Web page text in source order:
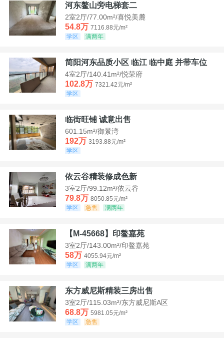
河东鳌山旁电梯套二
2室2厅/77.00m²/喜悦美麓
54.8万 7116.88元/m²
学区
满两年
简阳河东品质小区 临江 临中庭 并带车位
4室2厅/140.41m²/悦荣府
102.8万 7321.42元/m²
学区
临街旺铺 诚意出售
601.15m²/御景湾
192万 3193.88元/m²
学区
依云谷精装修成色新
3室2厅/99.12m²/依云谷
79.8万 8050.85元/m²
学区
急售 满两年
【M-45668】印鳌嘉苑
3室2厅/143.00m²/印鳌嘉苑
58万 4055.94元/m²
学区
满两年
东方威尼斯精装三房出售
3室2厅/115.03m²/东方威尼斯A区
68.8万 5981.05元/m²
学区
急售